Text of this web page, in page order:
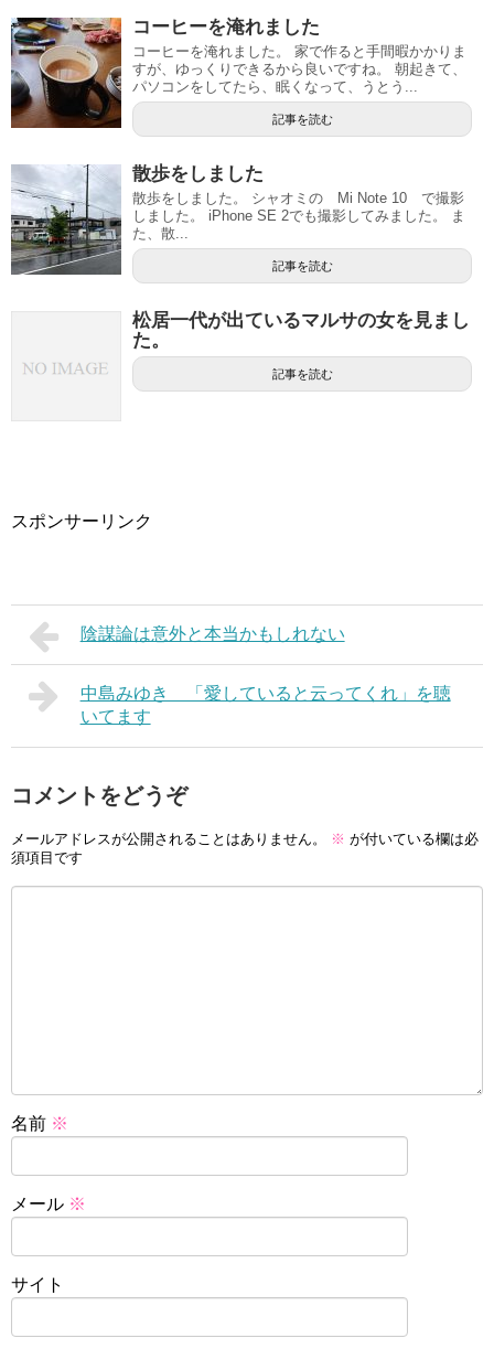
コーヒーを淹れました
コーヒーを淹れました。 家で作ると手間暇かかりま
すが、ゆっくりできるから良いですね。 朝起きて、
パソコンをしてたら、眠くなって、うとう...
記事を読む
散歩をしました
散歩をしました。 シャオミの Mi Note 10 で撮影
しました。 iPhone SE 2でも撮影してみました。 ま
た、散...
記事を読む
松居一代が出ているマルサの女を見まし
た。
記事を読む
スポンサーリンク
陰謀論は意外と本当かもしれない
中島みゆき 「愛していると云ってくれ」を聴
いてます
コメントをどうぞ
メールアドレスが公開されることはありません。 ※ が付いている欄は必
須項目です
名前 ※
メール ※
サイト